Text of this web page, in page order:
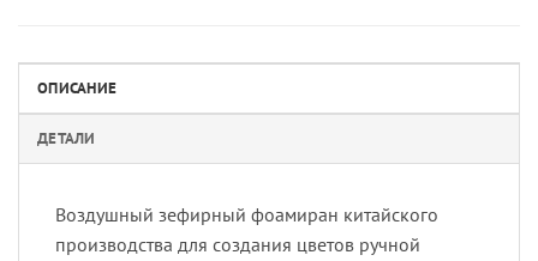
ОПИСАНИЕ
ДЕТАЛИ
Воздушный зефирный фоамиран китайского
производства для создания цветов ручной